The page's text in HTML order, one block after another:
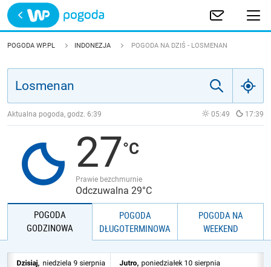
Trwa ładowanie
POLSKA
JAKOŚĆ POWIETRZA
POGODA WP.PL INDONEZJA POGODA NA DZIŚ - LOSMENAN
Aktualna pogoda, godz. 6:39 05:49 17:39
27
Prawie bezchmurnie
Odczuwalna 29°C
POGODA
GODZINOWA
POGODA
DŁUGOTERMINOWA
POGODA NA
WEEKEND